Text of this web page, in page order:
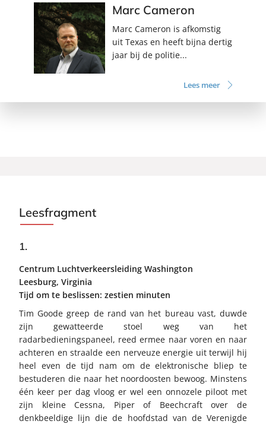
Marc Cameron
Marc Cameron is afkomstig
uit Texas en heeft bijna dertig
jaar bij de politie...
Lees meer
Leesfragment
1.
Centrum Luchtverkeersleiding Washington
Leesburg, Virginia
Tijd om te beslissen: zestien minuten
Tim Goode greep de rand van het bureau vast, duwde
zijn gewatteerde stoel weg van het
radarbedieningspaneel, reed ermee naar voren en naar
achteren en straalde een nerveuze energie uit terwijl hij
heel even de tijd nam om de elektronische bliep te
bestuderen die naar het noordoosten bewoog. Minstens
één keer per dag vloog er wel een onnozele piloot met
zijn kleine Cessna, Piper of Beechcraft over de
denkbeeldige lijn die de hoofdstad van de Verenigde